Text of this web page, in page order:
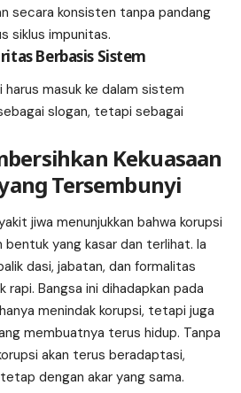
secara konsisten tanpa pandang
siklus impunitas.
Berbasis Sistem
masuk ke dalam sistem
slogan, tetapi sebagai
Kekuasaan
Tersembunyi
jiwa menunjukkan bahwa korupsi
bentuk yang kasar dan terlihat. Ia
dasi, jabatan, dan formalitas
rapi. Bangsa ini dihadapkan pada
menindak korupsi, tetapi juga
membuatnya terus hidup. Tanpa
akan terus beradaptasi,
dengan akar yang sama.